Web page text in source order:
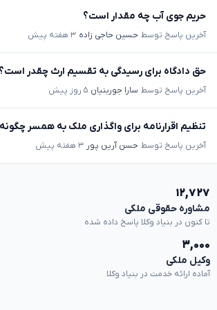
حریم جوی آب چه مقدار است؟
آخرین پاسخ توسط حسین حاجی زاده ۳ هفته پیش
حق دادگاه برای رسیدگی به تقسیم ارث چقدر است؟
آخرین پاسخ توسط سارا جوربنیان ۵ روز پیش
تنظیم اقرارنامه برای واگذاری ملک به همسر
آخرین پاسخ توسط حسن آرین پور ۳ هفته پیش
۱۲,۷۲۷
مشاوره حقوقی ملکی
تا کنون در بنیاد وکلا پاسخ داده شده
۳,۰۰۰
وکیل ملکی
آماده ارائه خدمت در بنیاد وکلا